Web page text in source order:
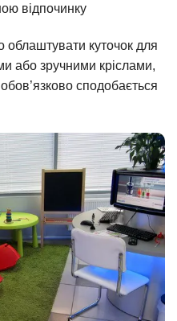
відпочинку
куточок для
або зручними кріслами,
сподобається